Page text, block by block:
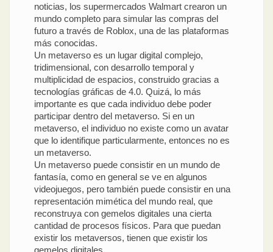
noticias, los supermercados Walmart crearon un
mundo completo para simular las compras del
futuro a través de Roblox, una de las plataformas
más conocidas.
Un metaverso es un lugar digital complejo,
tridimensional, con desarrollo temporal y
multiplicidad de espacios, construido gracias a
tecnologías gráficas de 4.0. Quizá, lo más
importante es que cada individuo debe poder
participar dentro del metaverso. Si en un
metaverso, el individuo no existe como un avatar
que lo identifique particularmente, entonces no es
un metaverso.
Un metaverso puede consistir en un mundo de
fantasía, como en general se ve en algunos
videojuegos, pero también puede consistir en una
representación mimética del mundo real, que
reconstruya con gemelos digitales una cierta
cantidad de procesos físicos. Para que puedan
existir los metaversos, tienen que existir los
gemelos digitales.